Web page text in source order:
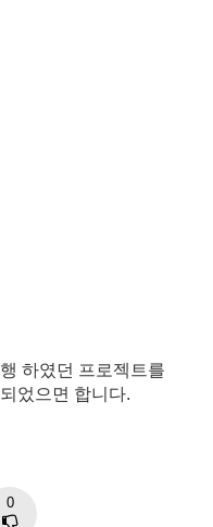
하였던 프로젝트를
었으면 합니다.
0